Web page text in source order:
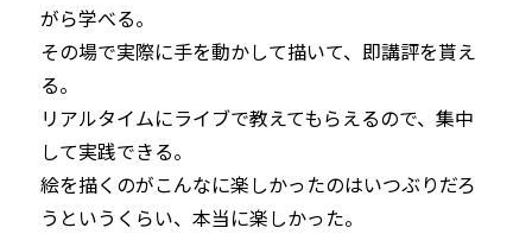
がら学べる。
その場で実際に手を動かして描いて、即講評を貰え
る。
リアルタイムにライブで教えてもらえるので、集中
して実践できる。
絵を描くのがこんなに楽しかったのはいつぶりだろ
うというくらい、本当に楽しかった。